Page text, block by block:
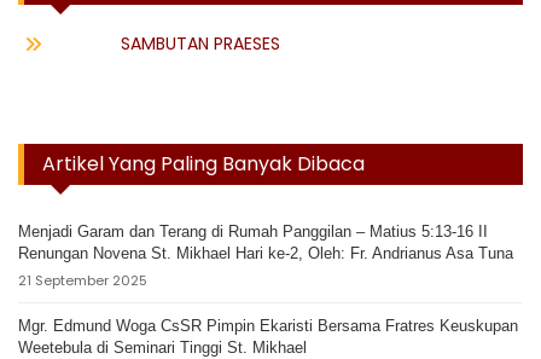
SAMBUTAN PRAESES
Artikel Yang Paling Banyak Dibaca
Menjadi Garam dan Terang di Rumah Panggilan – Matius 5:13-16 II
Renungan Novena St. Mikhael Hari ke-2, Oleh: Fr. Andrianus Asa Tuna
21 September 2025
Mgr. Edmund Woga CsSR Pimpin Ekaristi Bersama Fratres Keuskupan
Weetebula di Seminari Tinggi St. Mikhael